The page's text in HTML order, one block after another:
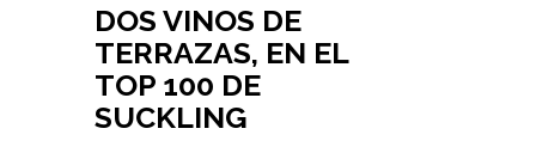
DOS VINOS DE
TERRAZAS, EN EL
TOP 100 DE
SUCKLING